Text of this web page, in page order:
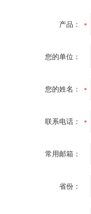
产品：
您的单位：
您的姓名：
联系电话：
常用邮箱：
省份：